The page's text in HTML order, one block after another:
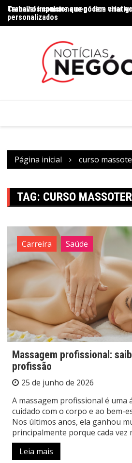
Trabalhos comuns que podem virar
Carnaval impulsiona negócios
personalizados
Página inicial curso
TAG: CURSO
Carreira Saúde
Massagem profissional:
profissão
25 de junho de 2026
A massagem profissional é uma
cuidado com o corpo e ao bem-
Nos últimos anos, ela ganhou
principalmente porque cada vez
Leia mais